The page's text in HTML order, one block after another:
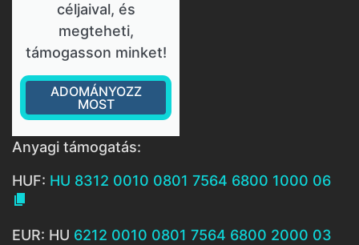
céljaival, és
megteheti,
támogasson minket!
ADOMÁNYOZZ
MOST
Anyagi támogatás:
HUF: HU 8312 0010 0801 7564 6800 1000 06

EUR: HU 6212 0010 0801 7564 6800 2000 03